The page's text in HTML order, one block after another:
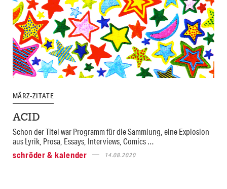
MÄRZ-ZITATE
ACID
Schon der Titel war Programm für die Sammlung, eine Explosion
aus Lyrik, Prosa, Essays, Interviews, Comics …
schröder & kalender
14.08.2020